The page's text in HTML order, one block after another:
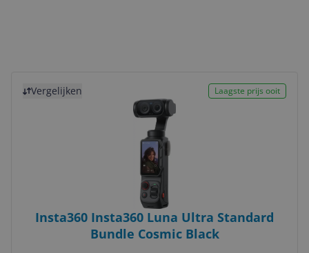
Vergelijken Laagste prijs ooit
Insta360 Insta360 Luna Ultra Standard
Bundle Cosmic Black